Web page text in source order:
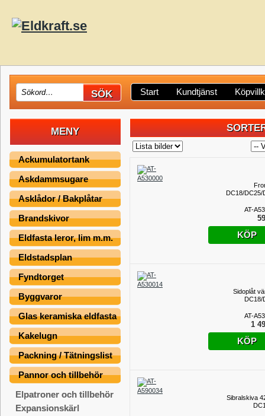
Start Kundtjänst
MENY
Ackumulatortank
Askdammsugare
Asklådor / Bakplåtar
Brandskivor
Eldfasta leror, lim m.m.
Eldstadsplan
Fyndtorget
Byggvaror
Glas keramiska eldfasta
Kakelugn
Packning / Tätningslist
Pannor och tillbehör
Elpatroner och tillbehör
Expansionskärl
DC18/DC25/
AT-
KÖP
Sidoplåt
DC18/
AT-
1
KÖP
Sibralskiva